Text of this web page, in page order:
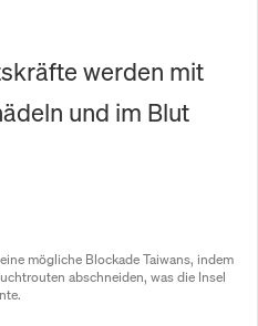
werden mit
und im Blut
mögliche Blockade Taiwans, indem
abschneiden, was die Insel